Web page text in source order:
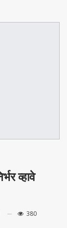
व्हावे
380